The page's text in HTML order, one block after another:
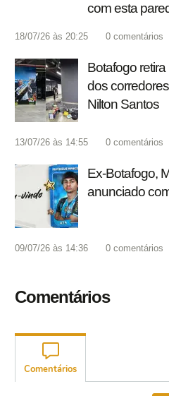
com esta
18/07/26 às 20:25 0 comentários
Botafogo
dos
Nilton Santos
13/07/26 às 14:55 0 comentários
Ex-Botafogo,
anunciado
09/07/26 às 14:36 0 comentários
Comentários